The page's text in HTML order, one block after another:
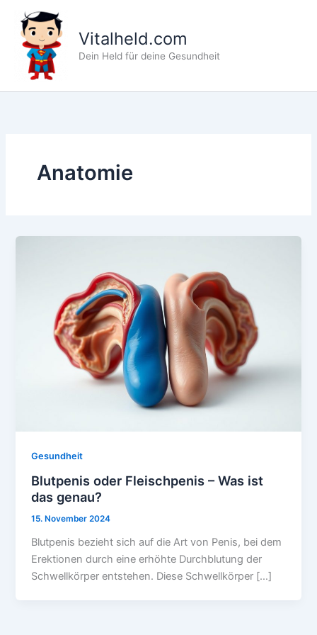
Inhalt
springen
Vitalheld.com
Dein Held für deine Gesundheit
Anatomie
Gesundheit
Blutpenis oder Fleischpenis – Was ist
das genau?
15. November 2024
Blutpenis bezieht sich auf die Art von Penis, bei dem
Erektionen durch eine erhöhte Durchblutung der
Schwellkörper entstehen. Diese Schwellkörper […]